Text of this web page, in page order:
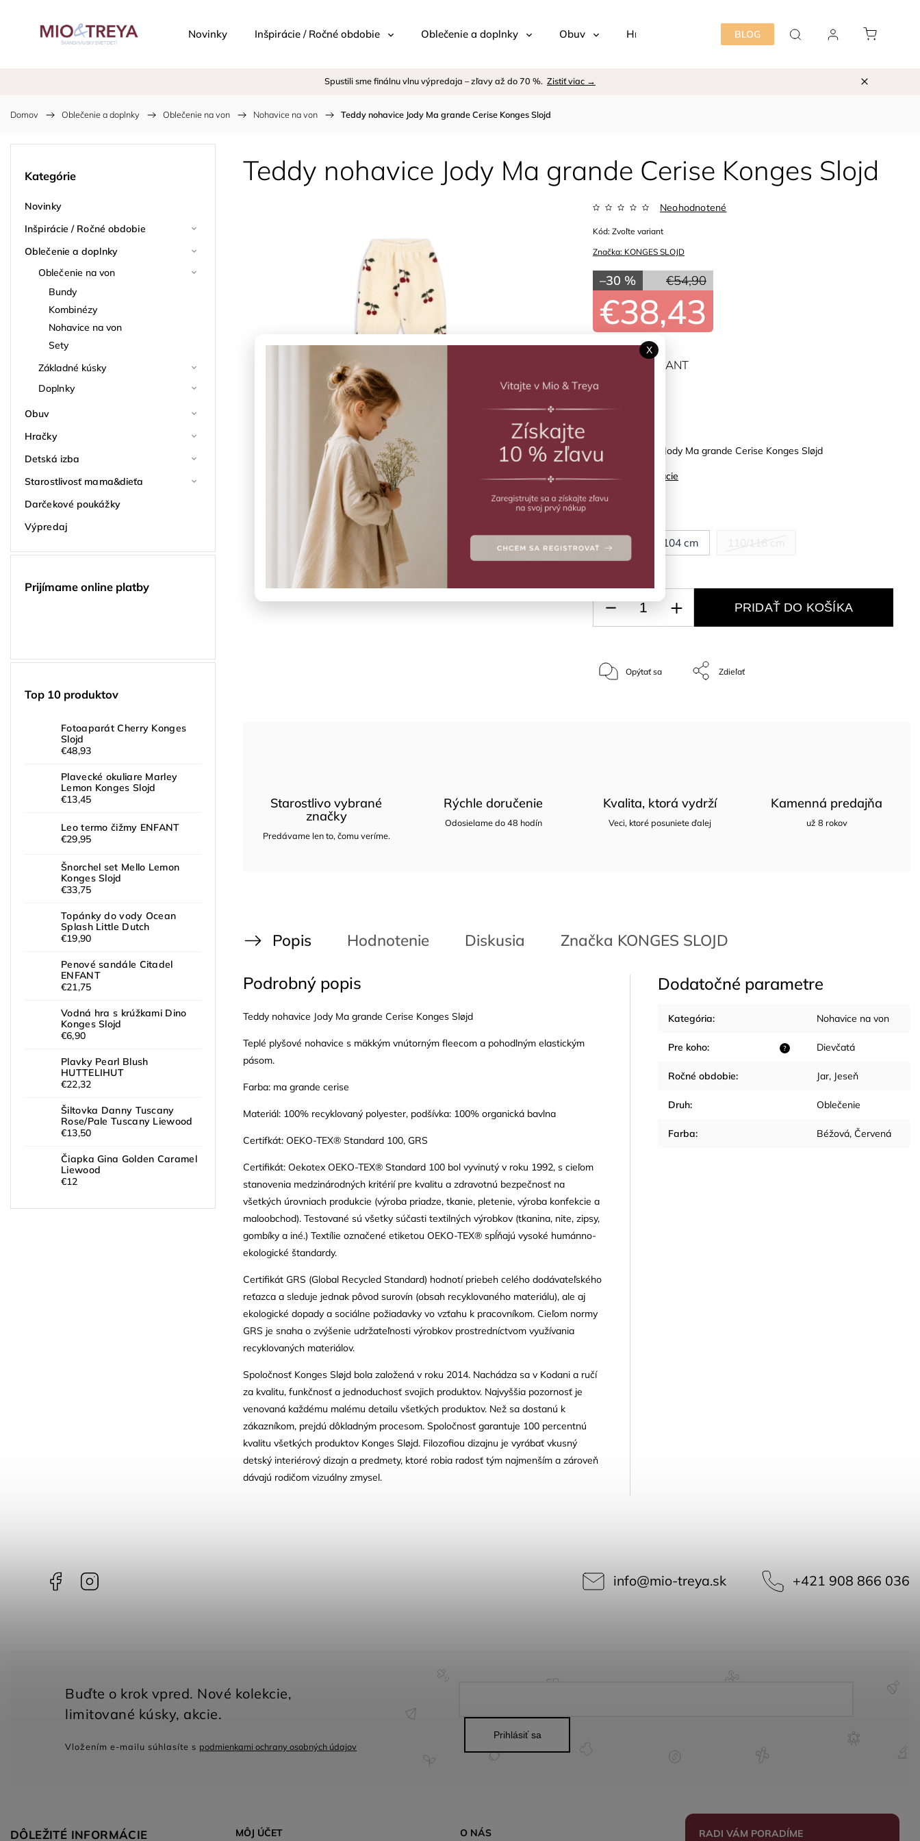
BLOG
Novinky Inšpirácie / Ročné obdobie Oblečenie a doplnky Obuv Hračky Detská izba Starostlivosť
Spustili sme finálnu vlnu výpredaja – zľavy až do 70 %. Zistiť viac →
Domov / Oblečenie a doplnky / Oblečenie na von / Nohavice na von / Teddy nohavice Jody Ma grande Cerise Konges Slojd
Kategórie
Novinky
Inšpirácie / Ročné obdobie
Oblečenie a doplnky
Oblečenie na von
Bundy
Kombinézy
Nohavice na von
Sety
Základné kúsky
Doplnky
Obuv
Hračky
Detská izba
Starostlivosť mama&dieťa
Darčekové poukážky
Výpredaj
Prijímame online platby
Top 10 produktov
Fotoaparát Cherry Konges
Slojd
€48,93
Plavecké okuliare Marley
Lemon Konges Slojd
€13,45
Leo termo čižmy ENFANT
€29,95
Šnorchel set Mello Lemon
Konges Slojd
€33,75
Topánky do vody Ocean
Splash Little Dutch
€19,90
Penové sandále Citadel
ENFANT
€21,75
Vodná hra s krúžkami Dino
Konges Slojd
€6,90
Plavky Pearl Blush
HUTTELIHUT
€22,32
Šiltovka Danny Tuscany
Rose/Pale Tuscany Liewood
€13,50
Čiapka Gina Golden Caramel
Liewood
€12
Teddy nohavice Jody Ma grande Cerise Konges Slojd
Značka: KONGES SLOJD
Neohodnotené
€54,90
–30 %
€38,43
Kód: Zvoľte variant
Výpredaj
Teddy nohavice Jody Ma grande Cerise Konges Sløjd
Detailné informácie
98 cm
104 cm
ZVOĽTE VARIANT
PRIDAŤ DO KOŠÍKA
Opýtať sa Zdieľať
Starostlivo vybrané
značky
Predávame len to, čomu veríme.
Rýchle doručenie
Odosielame do 48 hodín
Kvalita, ktorá vydrží
Veci, ktoré posuniete ďalej
Kamenná predajňa
už 8 rokov
Popis Hodnotenie Diskusia Značka KONGES SLOJD
Podrobný popis
Teddy nohavice Jody Ma grande Cerise Konges Sløjd
Teplé plyšové nohavice s mäkkým vnútorným fleecom a pohodlným elastickým
pásom.
Farba: ma grande cerise
Materiál: 100% recyklovaný polyester, podšívka: 100% organická bavlna
Certifkát: OEKO-TEX® Standard 100, GRS
Certifikát: Oekotex OEKO-TEX® Standard 100 bol vyvinutý v roku 1992, s cieľom
stanovenia medzinárodných kritérií pre kvalitu a zdravotnú bezpečnosť na
všetkých úrovniach produkcie (výroba priadze, tkanie, pletenie, výroba konfekcie a
maloobchod). Testované sú všetky súčasti textilných výrobkov (tkanina, nite, zipsy,
gombíky a iné.) Textílie označené etiketou OEKO-TEX® spĺňajú vysoké humánno-
ekologické štandardy.
Certifikát GRS (Global Recycled Standard) hodnotí priebeh celého dodávateľského
reťazca a sleduje jednak pôvod surovín (obsah recyklovaného materiálu), ale aj
ekologické dopady a sociálne požiadavky vo vzťahu k pracovníkom. Cieľom normy
GRS je snaha o zvýšenie udržateľnosti výrobkov prostredníctvom využívania
recyklovaných materiálov.
Spoločnosť Konges Sløjd bola založená v roku 2014. Nachádza sa v Kodani a ručí
za kvalitu, funkčnosť a jednoduchosť svojich produktov. Najvyššia pozornosť je
venovaná každému malému detailu všetkých produktov. Než sa dostanú k
zákazníkom, prejdú dôkladným procesom. Spoločnosť garantuje 100 percentnú
kvalitu všetkých produktov Konges Sløjd. Filozofiou dizajnu je vyrábať vkusný
detský interiérový dizajn a predmety, ktoré robia radosť tým najmenším a zároveň
dávajú rodičom vizuálny zmysel.
Dodatočné parametre
Kategória: Nohavice na von
?
Pre koho: Dievčatá
Ročné obdobie: Jar, Jeseň
Druh: Oblečenie
Farba: Béžová, Červená
Facebook info@mio-treya.sk +421 908 866 036
DÔLEŽITÉ INFORMÁCIE MÔJ ÚČET
Vložením e-mailu súhlasíte s podmienkami ochrany osobných údajov
Prihlásiť sa
O NÁS RADI VÁM PORADÍME
X